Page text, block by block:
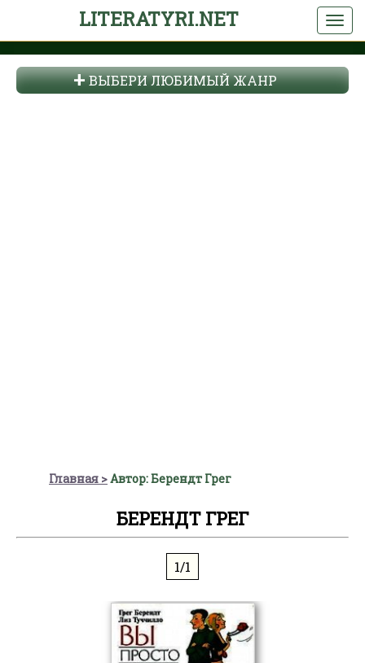
LITERATYRI.NET
ВЫБЕРИ ЛЮБИМЫЙ ЖАНР
Главная Автор: Берендт Грег
БЕРЕНДТ ГРЕГ
1/1